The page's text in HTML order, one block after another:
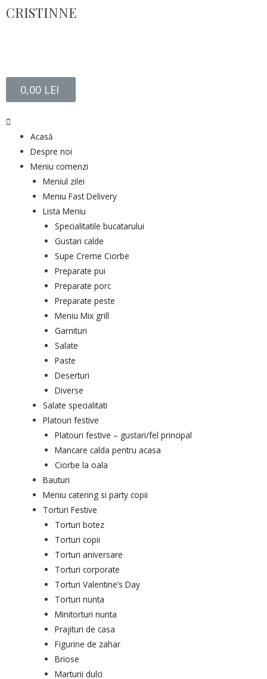
CRISTINNE
0,00 LEI
Acasă
Despre noi
Meniu comenzi
Meniul zilei
Meniu Fast Delivery
Lista Meniu
Specialitatile bucatarului
Gustari calde
Supe Creme Ciorbe
Preparate pui
Preparate porc
Preparate peste
Meniu Mix grill
Garnituri
Salate
Paste
Deserturi
Diverse
Salate specialitati
Platouri festive
Platouri festive – gustari/fel principal
Mancare calda pentru acasa
Ciorbe la oala
Bauturi
Meniu catering si party copii
Torturi Festive
Torturi botez
Torturi copii
Torturi aniversare
Torturi corporate
Torturi Valentine’s Day
Torturi nunta
Minitorturi nunta
Prajituri de casa
Figurine de zahar
Briose
Marturii dulci